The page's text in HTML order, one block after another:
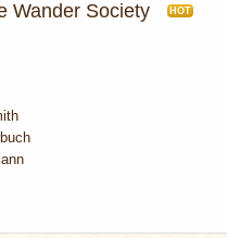
Wander Society HOT